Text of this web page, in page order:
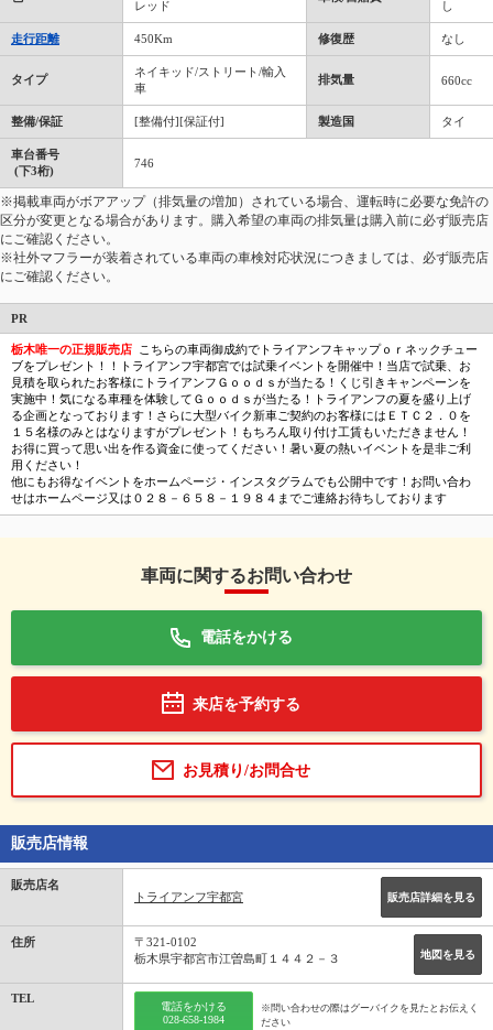
レッド し
走行距離 450Km 修復歴 なし
タイプ
ネイキッド/ストリート/輸入
車
排気量 660cc
整備/保証 [整備付][保証付] 製造国 タイ
車台番号
(下3桁)
746
※掲載車両がボアアップ（排気量の増加）されている場合、運転時に必要な免許の
区分が変更となる場合があります。購入希望の車両の排気量は購入前に必ず販売店
にご確認ください。
※社外マフラーが装着されている車両の車検対応状況につきましては、必ず販売店
にご確認ください。
PR
栃木唯一の正規販売店
こちらの車両御成約でトライアンフキャップｏｒネックチュー
ブをプレゼント！！トライアンフ宇都宮では試乗イベントを開催中！当店で試乗、お
見積を取られたお客様にトライアンフＧｏｏｄｓが当たる！くじ引きキャンペーンを
実施中！気になる車種を体験してＧｏｏｄｓが当たる！トライアンフの夏を盛り上げ
る企画となっております！さらに大型バイク新車ご契約のお客様にはＥＴＣ２．０を
１５名様のみとはなりますがプレゼント！もちろん取り付け工賃もいただきません！
お得に買って思い出を作る資金に使ってください！暑い夏の熱いイベントを是非ご利
用ください！
他にもお得なイベントをホームページ・インスタグラムでも公開中です！お問い合わ
せはホームページ又は０２８－６５８－１９８４までご連絡お待ちしております
車両に関するお問い合わせ
電話をかける
来店を予約する
お見積り/お問合せ
販売店情報
販売店名
トライアンフ宇都宮
販売店詳細を見る
住所
地図を見る
〒321-0102
栃木県宇都宮市江曽島町１４４２－３
TEL
電話をかける
028-658-1984
※問い合わせの際はグーバイクを見たとお伝えく
ださい